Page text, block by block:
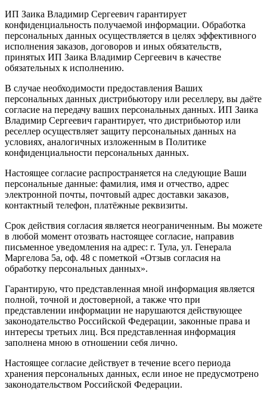
ИП Заика Владимир Сергеевич гарантирует
конфиденциальность получаемой информации. Обработка
персональных данных осуществляется в целях эффективного
исполнения заказов, договоров и иных обязательств,
принятых ИП Заика Владимир Сергеевич в качестве
обязательных к исполнению.
В случае необходимости предоставления Ваших
персональных данных дистрибьютору или реселлеру, вы даёте
согласие на передачу ваших персональных данных. ИП Заика
Владимир Сергеевич гарантирует, что дистрибьютор или
реселлер осуществляет защиту персональных данных на
условиях, аналогичных изложенным в Политике
конфиденциальности персональных данных.
Настоящее согласие распространяется на следующие Ваши
персональные данные: фамилия, имя и отчество, адрес
электронной почты, почтовый адрес доставки заказов,
контактный телефон, платёжные реквизиты.
Срок действия согласия является неограниченным. Вы можете
в любой момент отозвать настоящее согласие, направив
письменное уведомления на адрес: г. Тула, ул. Генерала
Маргелова 5а, оф. 48 с пометкой «Отзыв согласия на
обработку персональных данных».
Гарантирую, что представленная мной информация является
полной, точной и достоверной, а также что при
представлении информации не нарушаются действующее
законодательство Российской Федерации, законные права и
интересы третьих лиц. Вся представленная информация
заполнена мною в отношении себя лично.
Настоящее согласие действует в течение всего периода
хранения персональных данных, если иное не предусмотрено
законодательством Российской Федерации.